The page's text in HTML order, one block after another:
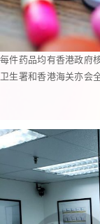
每件药品均有香港政府
卫生署和香港海关亦会